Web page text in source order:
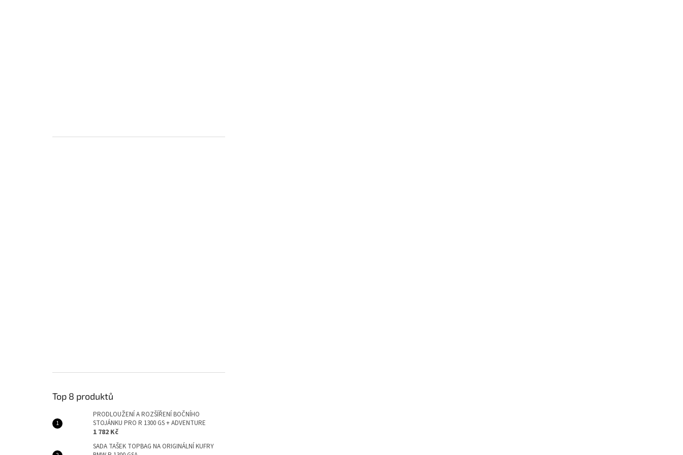
Top 8 produktů
PRODLOUŽENÍ A ROZŠÍŘENÍ BOČNÍHO
STOJÁNKU PRO R 1300 GS + ADVENTURE
1 782 Kč
SADA TAŠEK TOPBAG NA ORIGINÁLNÍ KUFRY